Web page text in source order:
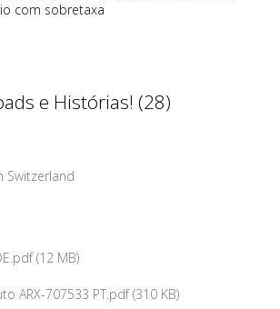
com sobretaxa
e Histórias! (28)
Switzerland
(12 MB)
ARX-707533 PT.pdf (310 KB)